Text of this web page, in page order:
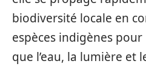
biodiversité locale en
espèces indigènes
que l’eau, la lumière et